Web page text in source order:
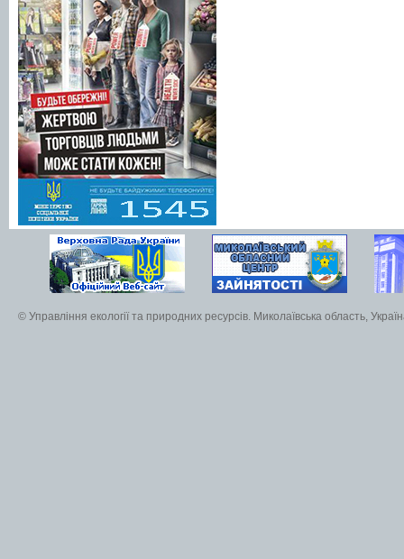
© Управління екології та природних ресурсів. Миколаївська область,